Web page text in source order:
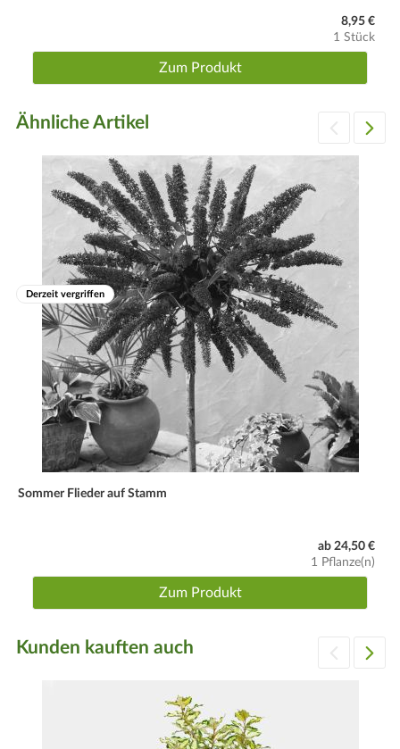
8,95 €
1 Stück
Zum Produkt
Ähnliche Artikel
Derzeit vergriffen
Sommer Flieder auf Stamm
ab 24,50 €
1 Pflanze(n)
Zum Produkt
Kunden kauften auch